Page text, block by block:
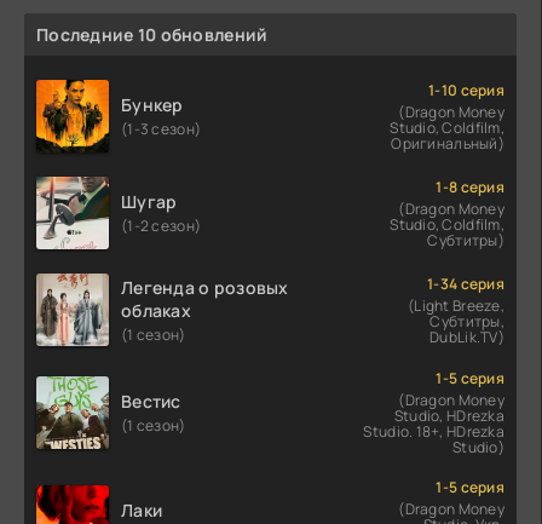
Последние 10 обновлений
Бункер
(1-3 сезон)
1-10 серия
(Dragon Money
Studio, Coldfilm,
Оригинальный)
Шугар
(1-2 сезон)
1-8 серия
(Dragon Money
Studio, Coldfilm,
Субтитры)
Легенда о розовых
облаках
(1 сезон)
1-34 серия
(Light Breeze,
Субтитры,
DubLik.TV)
Вестис
(1 сезон)
1-5 серия
(Dragon Money
Studio, HDrezka
Studio. 18+, HDrezka
Studio)
Лаки
1-5 серия
(Dragon Money